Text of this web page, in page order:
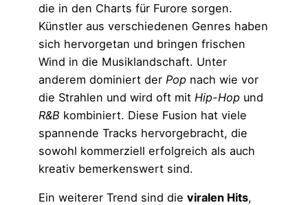
die in den Charts für Furore sorgen.
Künstler aus verschiedenen Genres haben
sich hervorgetan und bringen frischen
Wind in die Musiklandschaft. Unter
anderem dominiert der Pop nach wie vor
die Strahlen und wird oft mit Hip-Hop und
R&B kombiniert. Diese Fusion hat viele
spannende Tracks hervorgebracht, die
sowohl kommerziell erfolgreich als auch
kreativ bemerkenswert sind.
Ein weiterer Trend sind die viralen Hits,